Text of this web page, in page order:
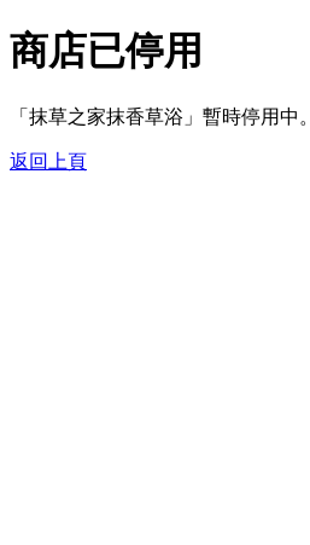
商店已停用
「抹草之家抹香草浴」暫時停用中。
返回上頁